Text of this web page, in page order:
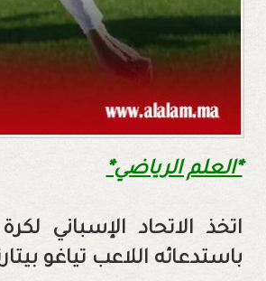
*العلم الرياضي*
اتخذ الاتحاد الإسباني
باستدعائه اللاعب تياغو